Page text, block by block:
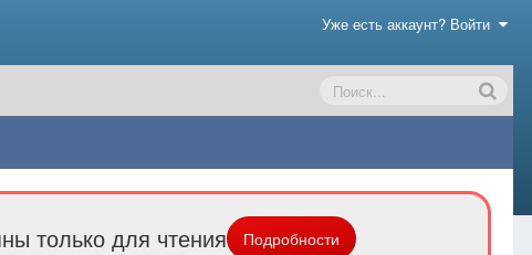
Уже есть аккаунт? Войти
только для чтения Подробности